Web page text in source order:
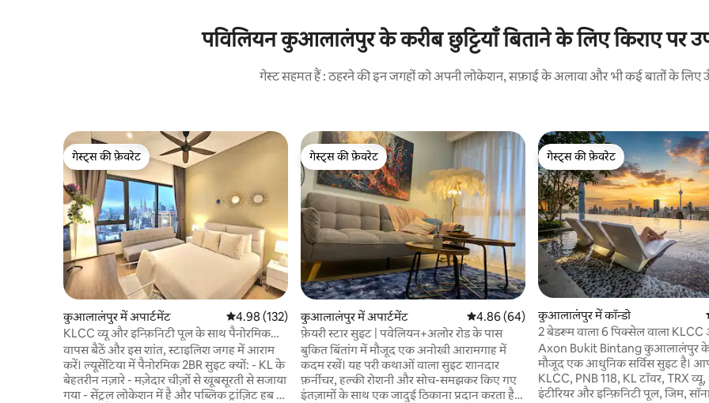
पविलियन कुआलालंपुर के करीब छुट्टियाँ बिताने के लिए किराए पर
गेस्ट सहमत हैं : ठहरने की इन जगहों को अपनी लोकेशन, सफ़ाई के अलावा और भी कई बातों के लिए
गेस्ट्स की फ़ेवरेट
गेस्ट्स की फ़ेवरेट
कुआलालंपुर में अपार्टमेंट औसत रेटिंग 5 में से 4.98, 132 समीक्षाएँ
4.98 (132)
KLCC व्यू और इन्फ़िनिटी पूल के साथ पैनोरमिक
2BR सुईट
वापस बैठें और इस शांत, स्टाइलिश जगह में आराम
करें। ल्यूसेंटिया में पैनोरमिक 2BR सुइट क्यों: - KL के
बेहतरीन नज़ारे - मज़ेदार चीज़ों से खूबसूरती से सजाया
गया - सेंट्रल लोकेशन में है और पब्लिक ट्रांज़िट हब से
गेस्ट्स की फ़ेवरेट
गेस्ट्स की फ़ेवरेट
कुआलालंपुर में अपार्टमेंट औसत रेटिंग 5 में से 4.86, 64 समीक्षाएँ
4.86 (64)
फ़ेयरी स्टार सुइट | पवेलियन+अलोर रोड के पास
बुकित बिंतांग में मौजूद एक अनोखी आरामगाह में
कदम रखें। यह परी कथाओं वाला सुइट शानदार
फ़र्नीचर, हल्की रोशनी और सोच-समझकर किए गए
इंतज़ामों के साथ एक जादुई ठिकाना प्रदान करता है
गेस्ट्स की फ़ेवरेट
गेस्ट्स की फ़ेवरेट
कुआलालंपुर में कॉन्डो
2 बेडरूम वाला 6 पिक्सेल वाला KLCC
#पैविलियन स्काईपूल और फ़ैमिली के
​Axon Bukit Bintang कुआलालंपुर के
मौजूद एक आधुनिक सर्विस सुइट है।
KLCC, PNB 118, KL टॉवर, TRX
इंटीरियर और इन्फ़िनिटी पूल, जिम,